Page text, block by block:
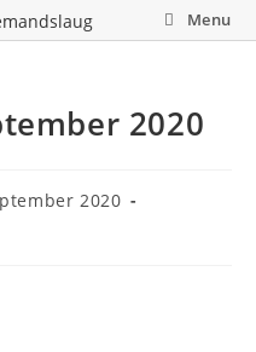
Menu
2020
2020